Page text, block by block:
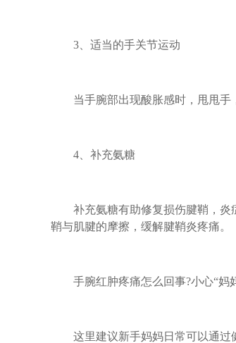
3、适当的手关节运动
当手腕部出现酸胀感时，甩甩手，
4、补充氨糖
补充氨糖有助修复损伤腱鞘，炎
鞘与肌腱的摩擦，缓解腱鞘炎疼痛。
手腕红肿疼痛怎么回事?小心“妈
这里建议新手妈妈日常可以通过健